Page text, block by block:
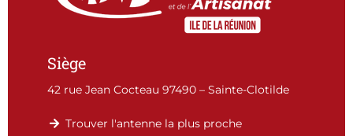
Siège
42 rue Jean Cocteau 97490 – Sainte-Clotilde
Trouver l'antenne la plus proche